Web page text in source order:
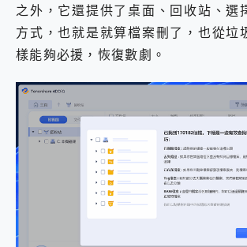
之外，它還提供了桌面、回收站、選
方式，也就是就算檔案刪了，也從垃
樣能夠必援，恢復數劇。